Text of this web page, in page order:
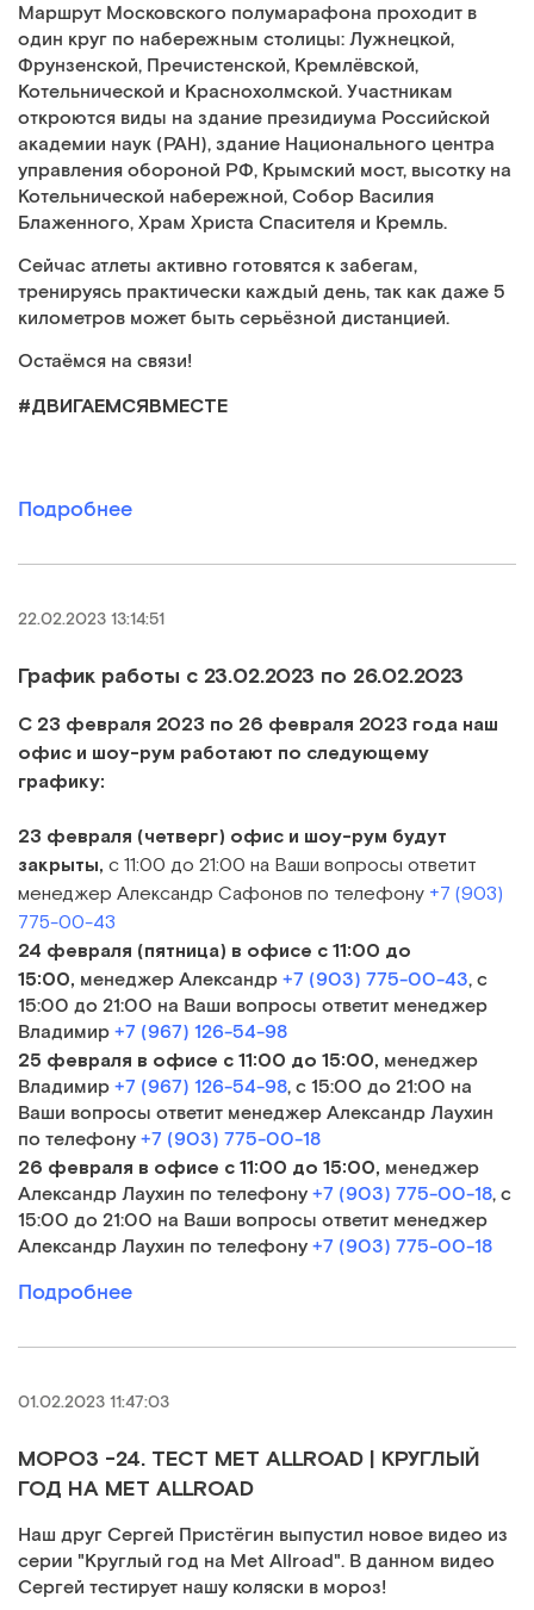
Маршрут Московского полумарафона проходит в
один круг по набережным столицы: Лужнецкой,
Фрунзенской, Пречистенской, Кремлёвской,
Котельнической и Краснохолмской. Участникам
откроются виды на здание президиума Российской
академии наук (РАН), здание Национального центра
управления обороной РФ, Крымский мост, высотку на
Котельнической набережной, Собор Василия
Блаженного, Храм Христа Спасителя и Кремль.
Сейчас атлеты активно готовятся к забегам,
тренируясь практически каждый день, так как даже 5
километров может быть серьёзной дистанцией.
Остаёмся на связи!
#ДВИГАЕМСЯВМЕСТЕ
Подробнее
22.02.2023 13:14:51
График работы с 23.02.2023 по 26.02.2023
С 23 февраля 2023 по 26 февраля 2023 года наш
офис и шоу-рум работают по следующему
графику:
23 февраля (четверг) офис и шоу-рум будут
закрыты, с 11:00 до 21:00 на Ваши вопросы ответит
менеджер Александр Сафонов по телефону +7 (903)
775-00-43
24 февраля (пятница) в офисе с 11:00 до
15:00, менеджер Александр+7 (903) 775-00-43, с
15:00 до 21:00 на Ваши вопросы ответит менеджер
Владимир+7 (967) 126-54-98
25 февраля в офисе с 11:00 до 15:00, менеджер
Владимир+7 (967) 126-54-98, с 15:00 до 21:00 на
Ваши вопросы ответит менеджер Александр Лаухин
по телефону+7 (903) 775-00-18
26 февраля в офисе с 11:00 до 15:00, менеджер
Александр Лаухин по телефону+7 (903) 775-00-18, с
15:00 до 21:00 на Ваши вопросы ответит менеджер
Александр Лаухин по телефону+7 (903) 775-00-18
Подробнее
01.02.2023 11:47:03
МОРОЗ -24. ТЕСТ MET ALLROAD | КРУГЛЫЙ
ГОД НА МЕТ ALLROAD
Наш друг Сергей Пристёгин выпустил новое видео из
серии "Круглый год на Met Allroad". В данном видео
Сергей тестирует нашу коляски в мороз!